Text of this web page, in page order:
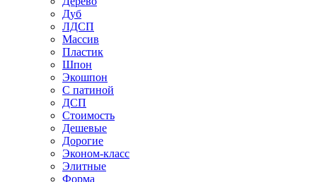
Дуб
ЛДСП
Массив
Пластик
Шпон
Экошпон
С патиной
ДСП
Стоимость
Дешевые
Дорогие
Эконом-класс
Элитные
Форма